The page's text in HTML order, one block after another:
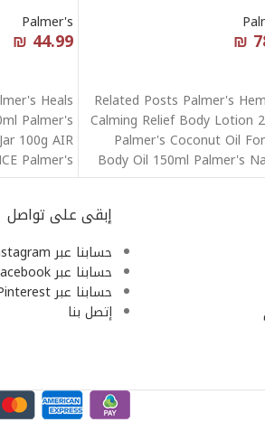
₪
Related Posts Palmer's
Calming Relief Body Lotion
Palmer's Coconut Oil
Body Oil 150ml Palmer's
Palmer's
₪ 44.99
Heals
Palmer's
100g AIR
Palmer's
Oil Zero
إبقى على تواصل
حسابنا عبر Instagram
حسابنا عبر Facebook
حسابنا عبر Pinterest
إتصل بنا